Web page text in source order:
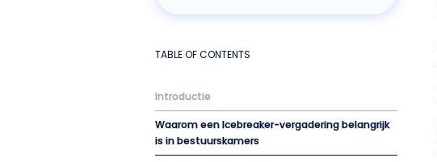
TABLE OF CONTENTS
Introductie
Waarom een Icebreaker-vergadering belangrijk
is in bestuurskamers